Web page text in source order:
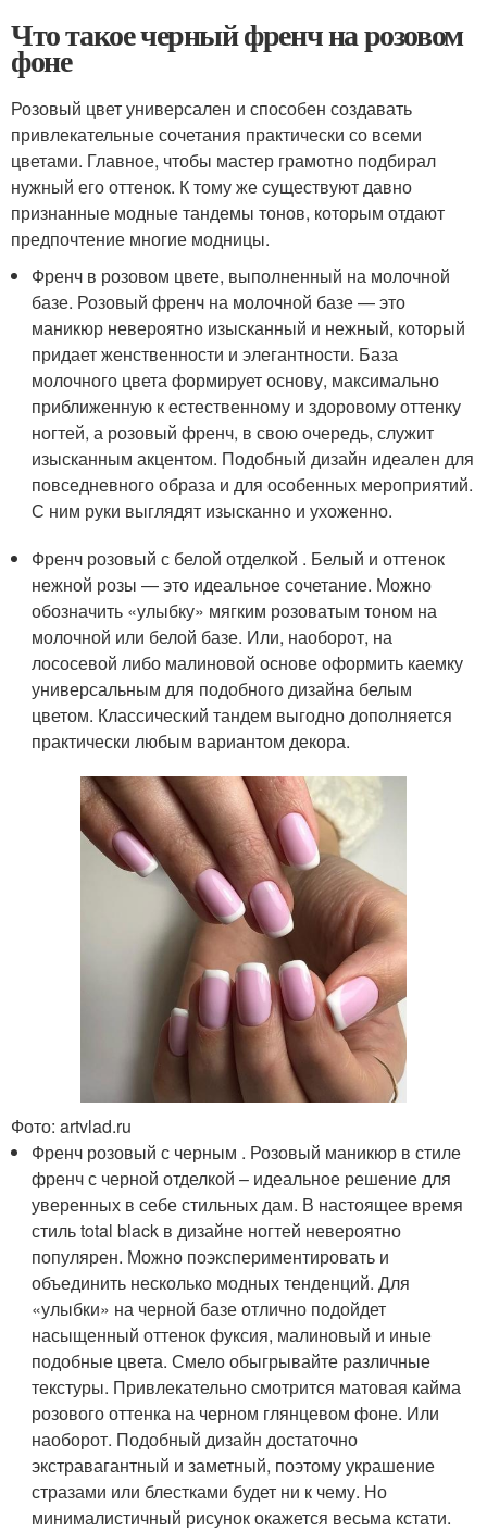
Что такое черный френч на розовом
фоне
Розовый цвет универсален и способен создавать
привлекательные сочетания практически со всеми
цветами. Главное, чтобы мастер грамотно подбирал
нужный его оттенок. К тому же существуют давно
признанные модные тандемы тонов, которым отдают
предпочтение многие модницы.
Френч в розовом цвете, выполненный на молочной
базе. Розовый френч на молочной базе — это
маникюр невероятно изысканный и нежный, который
придает женственности и элегантности. База
молочного цвета формирует основу, максимально
приближенную к естественному и здоровому оттенку
ногтей, а розовый френч, в свою очередь, служит
изысканным акцентом. Подобный дизайн идеален для
повседневного образа и для особенных мероприятий.
С ним руки выглядят изысканно и ухоженно.
Френч розовый с белой отделкой . Белый и оттенок
нежной розы — это идеальное сочетание. Можно
обозначить «улыбку» мягким розоватым тоном на
молочной или белой базе. Или, наоборот, на
лососевой либо малиновой основе оформить каемку
универсальным для подобного дизайна белым
цветом. Классический тандем выгодно дополняется
практически любым вариантом декора.
Фото: artvlad.ru
Френч розовый с черным . Розовый маникюр в стиле
френч с черной отделкой – идеальное решение для
уверенных в себе стильных дам. В настоящее время
стиль total black в дизайне ногтей невероятно
популярен. Можно поэкспериментировать и
объединить несколько модных тенденций. Для
«улыбки» на черной базе отлично подойдет
насыщенный оттенок фуксия, малиновый и иные
подобные цвета. Смело обыгрывайте различные
текстуры. Привлекательно смотрится матовая кайма
розового оттенка на черном глянцевом фоне. Или
наоборот. Подобный дизайн достаточно
экстравагантный и заметный, поэтому украшение
стразами или блестками будет ни к чему. Но
минималистичный рисунок окажется весьма кстати.